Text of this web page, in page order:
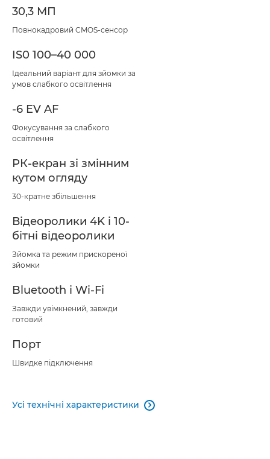
30,3 МП
Повнокадровий CMOS-сенсор
IS0 100–40 000
Ідеальний варіант для зйомки за
умов слабкого освітлення
-6 EV AF
Фокусування за слабкого
освітлення
РК-екран зі змінним
кутом огляду
30-кратне збільшення
Відеоролики 4K і 10-
бітні відеоролики
Зйомка та режим прискореної
зйомки
Bluetooth і Wi-Fi
Завжди увімкнений, завжди
готовий
Порт
Швидке підключення
Усі технічні характеристики 